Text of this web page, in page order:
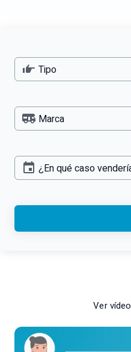
Tipo
Marca
¿En qué caso
Ver